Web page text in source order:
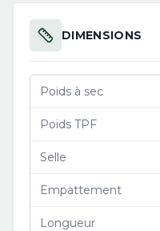
DIMENSIONS
Poids à sec
Poids TPF
Selle
Empattement
Longueur